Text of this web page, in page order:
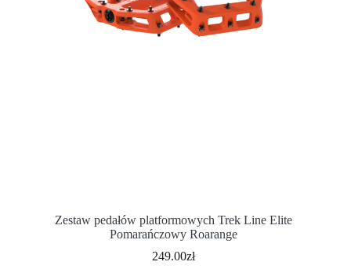
Zestaw pedałów platformowych Trek Line Elite
Pomarańczowy Roarange
249.00zł